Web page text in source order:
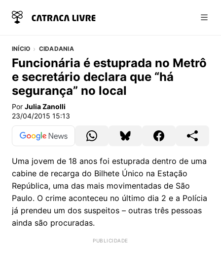
INÍCIO CIDADANIA
Funcionária é estuprada no Metrô
e secretário declara que “há
segurança” no local
Por Julia Zanolli
23/04/2015 15:13
Uma jovem de 18 anos foi estuprada dentro de uma
cabine de recarga do Bilhete Único na Estação
República, uma das mais movimentadas de São
Paulo. O crime aconteceu no último dia 2 e a Polícia
já prendeu um dos suspeitos – outras três pessoas
ainda são procuradas.